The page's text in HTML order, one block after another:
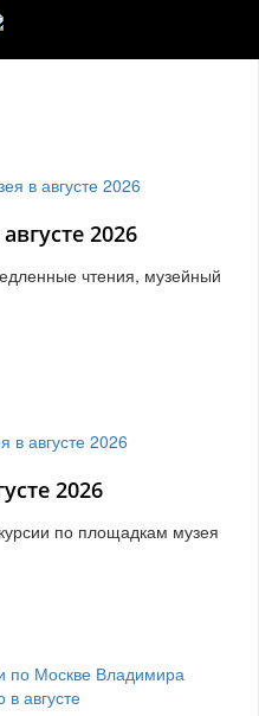
2026
чтения, музейный
2026
по площадкам музея